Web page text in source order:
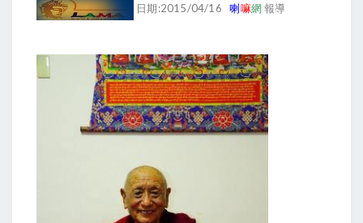
日期:2015/04/16喇嘛網報導